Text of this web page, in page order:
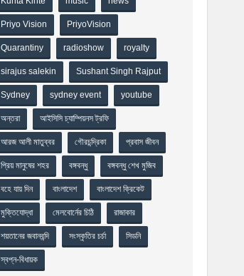
Priyo Vision PriyoVision
Quarantiny radioshow royalty
sirajus salekin Sushant Singh Rajput
Sydney sydney event youtube
অন্তরা আইসিসি চ্যাম্পিয়নস ট্রফি
আরজ আলী মাতুব্বর গৌরচন্দ্রিকা প্রবাস জীবন
প্রিয় মানুষের শহর বঙ্গবন্ধু বঙ্গবন্ধু শেখ মুজিব
বহে যায় দিন বাংলাদেশ বাংলাদেশ ক্রিকেট
মুক্তিযোদ্ধা মেলবোর্নের চিঠি রাজাকার
শয়তানের জবানবন্দি সংস্কৃতির চর্চা সিডনি
স্বপ্ন-বিধায়ক